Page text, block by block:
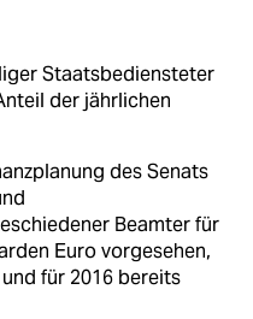
Staatsbediensteter
der jährlichen
des Senats
Beamter für
Euro vorgesehen,
für 2016 bereits